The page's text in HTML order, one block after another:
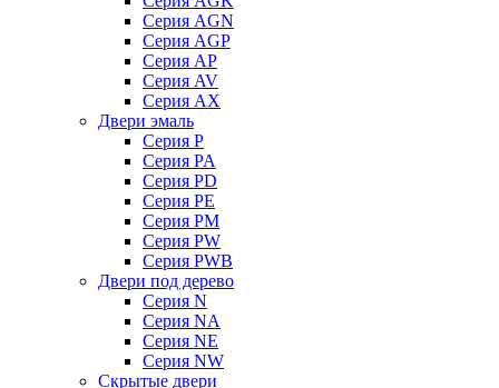
Серия AGN
Серия AGP
Серия AP
Серия AV
Серия AX
Двери эмаль
Серия P
Серия PA
Серия PD
Серия PE
Серия PM
Серия PW
Серия PWB
Двери под дерево
Серия N
Серия NA
Серия NE
Серия NW
Скрытые двери